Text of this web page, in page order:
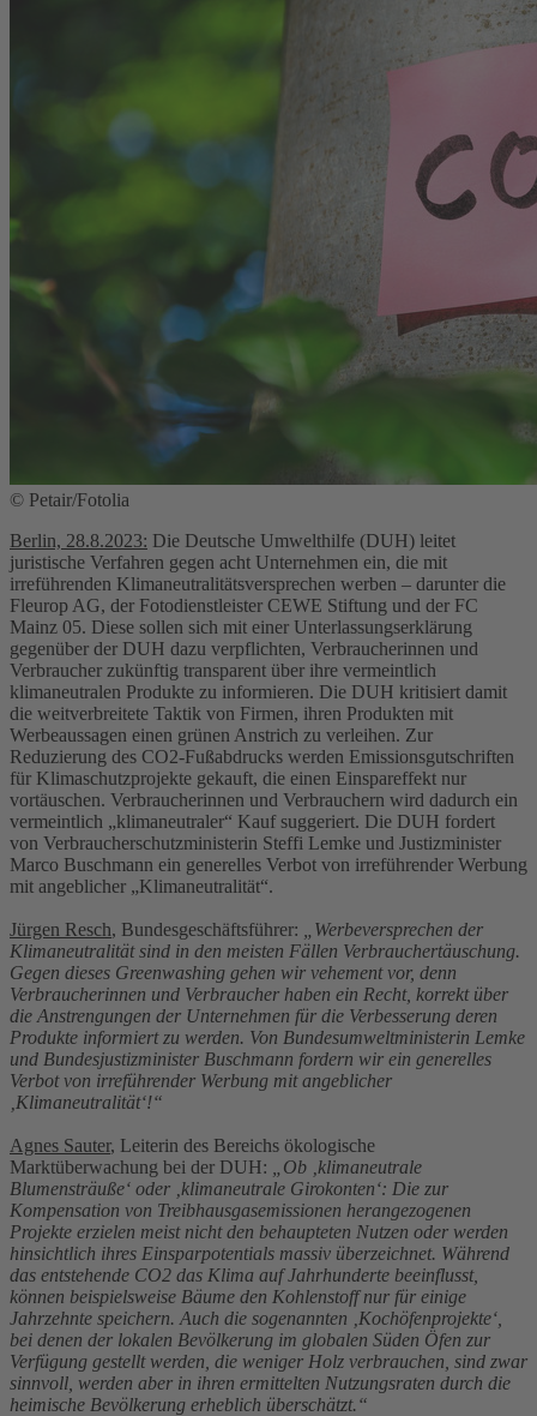
© Petair/Fotolia
Berlin, 28.8.2023: Die Deutsche Umwelthilfe (DUH) leitet
juristische Verfahren gegen acht Unternehmen ein, die mit
irreführenden Klimaneutralitätsversprechen werben – darunter die
Fleurop AG, der Fotodienstleister CEWE Stiftung und der FC
Mainz 05. Diese sollen sich mit einer Unterlassungserklärung
gegenüber der DUH dazu verpflichten, Verbraucherinnen und
Verbraucher zukünftig transparent über ihre vermeintlich
klimaneutralen Produkte zu informieren. Die DUH kritisiert damit
die weitverbreitete Taktik von Firmen, ihren Produkten mit
Werbeaussagen einen grünen Anstrich zu verleihen. Zur
Reduzierung des CO2-Fußabdrucks werden Emissionsgutschriften
für Klimaschutzprojekte gekauft, die einen Einspareffekt nur
vortäuschen. Verbraucherinnen und Verbrauchern wird dadurch ein
vermeintlich „klimaneutraler“ Kauf suggeriert. Die DUH fordert
von Verbraucherschutzministerin Steffi Lemke und Justizminister
Marco Buschmann ein generelles Verbot von irreführender Werbung
mit angeblicher „Klimaneutralität“.
Jürgen Resch, Bundesgeschäftsführer:
„Werbeversprechen der
Klimaneutralität sind in den meisten Fällen Verbrauchertäuschung.
Gegen dieses Greenwashing gehen wir vehement vor, denn
Verbraucherinnen und Verbraucher haben ein Recht, korrekt über
die Anstrengungen der Unternehmen für die Verbesserung deren
Produkte informiert zu werden. Von Bundesumweltministerin Lemke
und Bundesjustizminister Buschmann fordern wir ein generelles
Verbot von irreführender Werbung mit angeblicher
‚Klimaneutralität‘!“
Agnes Sauter, Leiterin des Bereichs ökologische
Marktüberwachung bei der DUH:
„Ob ‚klimaneutrale
Blumensträuße‘ oder ‚klimaneutrale Girokonten‘: Die zur
Kompensation von Treibhausgasemissionen herangezogenen
Projekte erzielen meist nicht den behaupteten Nutzen oder werden
hinsichtlich ihres Einsparpotentials massiv überzeichnet. Während
das entstehende CO2 das Klima auf Jahrhunderte beeinflusst,
können beispielsweise Bäume den Kohlenstoff nur für einige
Jahrzehnte speichern. Auch die sogenannten ‚Kochöfenprojekte‘,
bei denen der lokalen Bevölkerung im globalen Süden Öfen zur
Verfügung gestellt werden, die weniger Holz verbrauchen, sind zwar
sinnvoll, werden aber in ihren ermittelten Nutzungsraten durch die
heimische Bevölkerung erheblich überschätzt.“